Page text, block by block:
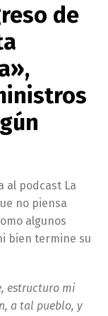
de
al podcast La
no piensa
algunos
bien termine su
estructuro mi
a tal pueblo, y